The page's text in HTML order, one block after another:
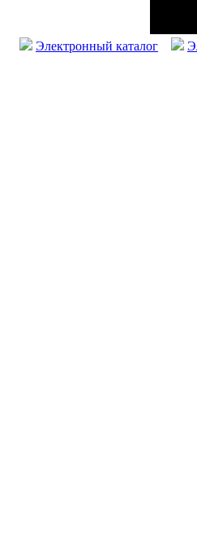
Электронный каталог